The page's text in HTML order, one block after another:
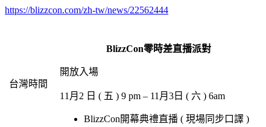
https://blizzcon.com/zh-tw/news/22562444
BlizzCon零時差直播派對
台灣時間
開放入場
11 月 2 日 ( 五 ) 9 pm – 11 月 3 日 ( 六 ) 6am
BlizzCon開幕典禮直播 ( 現場同步口譯 )